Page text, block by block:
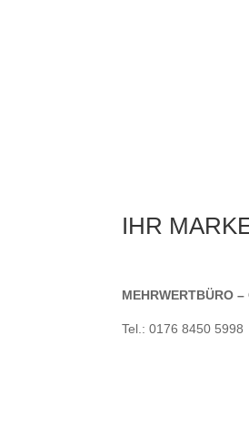
IHR
MEHRWERTBÜRO
Tel.: 0176 8450 5998